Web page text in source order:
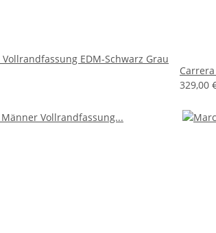
Vollrandfassung EDM-Schwarz Grau
329,00